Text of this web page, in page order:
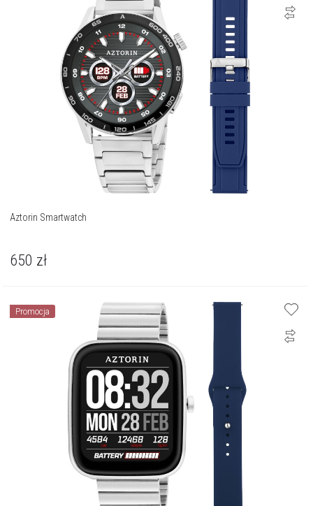
Aztorin Smartwatch
650 zł
Promocja